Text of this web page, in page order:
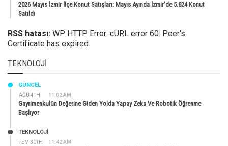
2026 Mayıs İzmir İlçe Konut Satışları: Mayıs Ayında İzmir’de 5.624 Konut
Satıldı
RSS hatası: WP HTTP Error: cURL error 60: Peer's
Certificate has expired.
TEKNOLOJI
AĞU 4TH 11:02 AM
GÜNCEL
Gayrimenkulün Değerine Giden Yolda Yapay Zeka Ve Robotik Öğrenme
Başlıyor
TEM 30TH 11:42 AM
TEKNOLOJİ